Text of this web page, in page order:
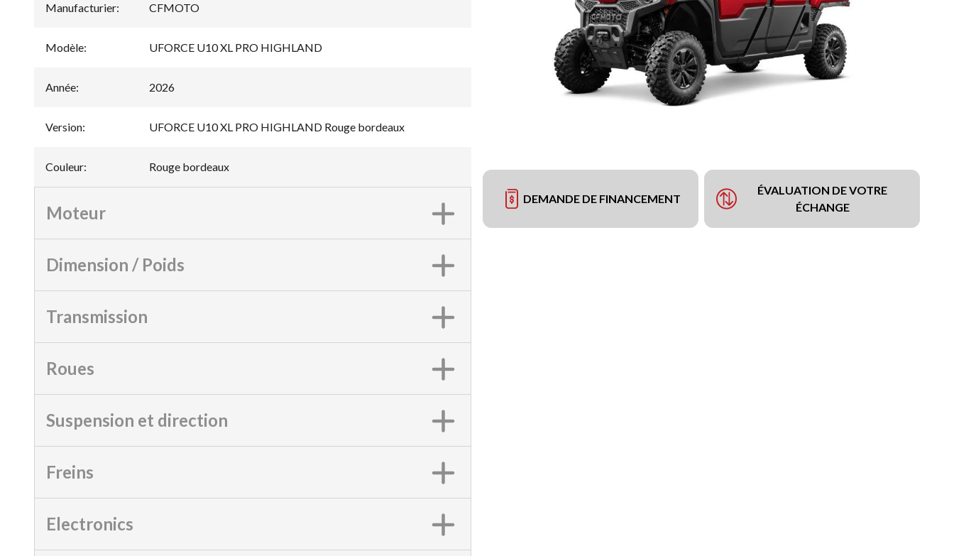
DEMANDE DE FINANCEMENT
ÉVALUATION DE VOTRE
ÉCHANGE
Manufacturier: CFMOTO
Modèle: UFORCE U10 XL PRO HIGHLAND
Année: 2026
Version: UFORCE U10 XL PRO HIGHLAND Rouge bordeaux
Couleur: Rouge bordeaux
Moteur
Dimension / Poids
Transmission
Roues
Suspension et direction
Freins
Electronics